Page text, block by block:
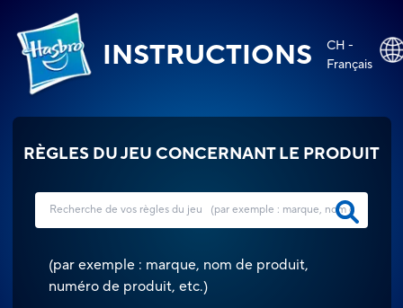
INSTRUCTIONS
CH -
Français
RÈGLES DU JEU CONCERNANT LE PRODUIT
(par exemple : marque, nom de produit,
numéro de produit, etc.)